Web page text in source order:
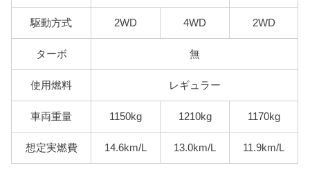
駆動方式 2WD 4WD 2WD
ターボ 無
使用燃料 レギュラー
車両重量 1150kg 1210kg 1170kg
想定実燃費 14.6km/L 13.0km/L 11.9km/L